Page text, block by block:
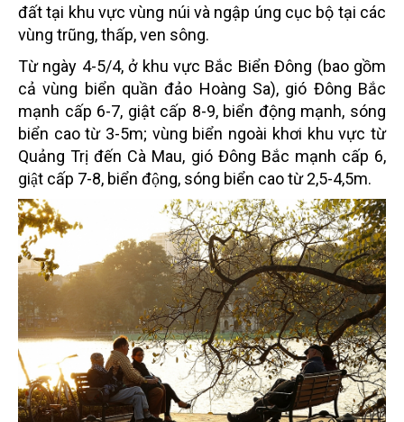
đất tại khu vực vùng núi và ngập úng cục bộ tại các
vùng trũng, thấp, ven sông.
Từ ngày 4-5/4, ở khu vực Bắc Biển Đông (bao gồm
cả vùng biển quần đảo Hoàng Sa), gió Đông Bắc
mạnh cấp 6-7, giật cấp 8-9, biển động mạnh, sóng
biển cao từ 3-5m; vùng biển ngoài khơi khu vực từ
Quảng Trị đến Cà Mau, gió Đông Bắc mạnh cấp 6,
giật cấp 7-8, biển động, sóng biển cao từ 2,5-4,5m.